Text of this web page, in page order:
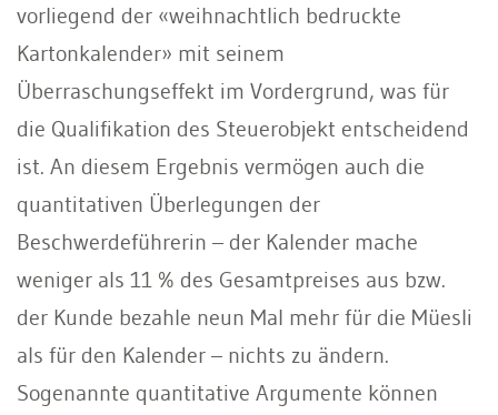
vorliegend der «weihnachtlich bedruckte
Kartonkalender» mit seinem
Überraschungseffekt im Vordergrund, was für
die Qualifikation des Steuerobjekt entscheidend
ist. An diesem Ergebnis vermögen auch die
quantitativen Überlegungen der
Beschwerdeführerin – der Kalender mache
weniger als 11 % des Gesamtpreises aus bzw.
der Kunde bezahle neun Mal mehr für die Müesli
als für den Kalender – nichts zu ändern.
Sogenannte quantitative Argumente können